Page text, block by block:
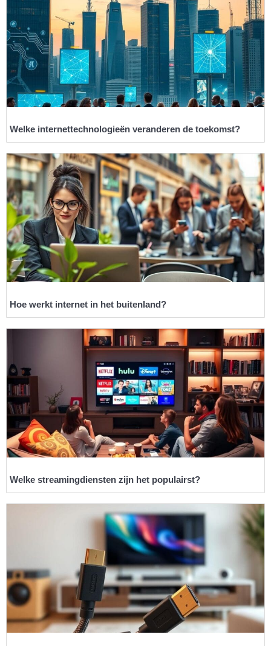
Welke internettechnologieën veranderen de toekomst?
Hoe werkt internet in het buitenland?
Welke streamingdiensten zijn het populairst?